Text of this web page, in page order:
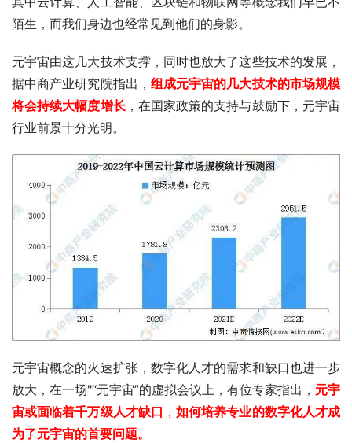
陌生，而我们身边也经常见到他们的身影。
元宇宙由这几大技术支撑，同时也放大了这些技术的发展，
据中商产业研究院指出， 组成元宇宙的几大技术的市场规模
将会持续大幅度增长，在国家政策的支持与鼓励下，元宇宙
行业前景十分光明。
元宇宙概念的火速扩张，数字化人才的需求和缺口也进一步
放大，在一场"“元宇宙”的虚拟会议上，有位专家指出， 元宇
宙或面临着千万级人才缺口 ，如何培养专业的数字化人才成
为了元宇宙的首要问题。